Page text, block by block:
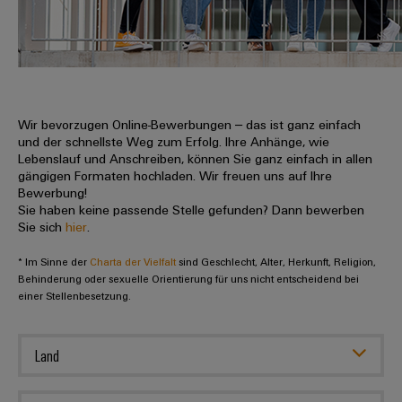
erlebbar
werden.
Datencenter
Produkte
für
Rechenzentren
–
effizient,
zuverlässig,
skalierbar
Energiespeicher
Lösungen
und
Anschlusstechnologie
DC-
u-
OS
Edge
Computing
Industrial
5G
Single
Leiterplattenklemmen
Gehäusesysteme
komponenten
Kabeleinführungssysteme
und
-
komponenten
Anschlussleitungen,
Patchkabel
Fast
Delivery
Beratung
und
digitale
Planung
easyConnect
-
Ihre
uns
Promotionfahrzeug
Distribution
Info
für
unsere
Partner
Vertrieb
Weidmüller
Zahlen
Unser
Vorstand
Nachhaltigkeit
Academy
People
Karriere
Stellen
für
Berufserfahrene
Für
Studierende
Werkstudententätigkeiten
Praktika
Abschlussarbeiten
Wir bevorzugen Online-Bewerbungen – das ist ganz einfach
und der schnellste Weg zum Erfolg. Ihre Anhänge, wie
Lebenslauf und Anschreiben, können Sie ganz einfach in allen
gängigen Formaten hochladen. Wir freuen uns auf Ihre
Bewerbung!
Sie haben keine passende Stelle gefunden? Dann bewerben
Sie sichhier
* Im Sinne der Charta der Vielfalt sind Geschlecht, Alter, Herkunft, Religion,
Behinderung oder sexuelle Orientierung für uns nicht entscheidend bei
einer Stellenbesetzung.
Land